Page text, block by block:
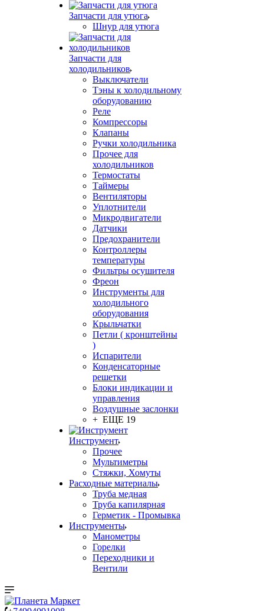
Запчасти для утюга
Шнур для утюга
Запчасти для
холодильников
Выключатели
Тэны к холодильному
оборудованию
Реле
Компрессоры
Клапаны
Ручки холодильника
Прочее для
холодильников
Термостаты
Таймеры
Вентиляторы
Уплотнители
Микродвигатели
Датчики
Предохранители
Контроллеры
температуры
Фильтры осушителя
Фреон
Инструменты для
холодильного
оборудования
Крыльчатки
Петли ( кронштейны
)
Испарители
Конденсаторные
решетки
Блоки индикации и
управления
Воздушные заслонки
+ ЕЩЕ 19
Инструмент
Прочее
Мультиметры
Стяжки, Хомуты
Расходные материалы
Труба медная
Труба капилярная
Герметик - Промывка
Инструменты
Манометры
Горелки
Переходники и
Вентили